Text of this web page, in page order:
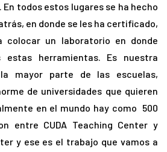
En todos estos lugares se ha hecho
en donde se les ha certificado,
colocar un laboratorio en donde
estas herramientas. Es nuestra
mayor parte de las escuelas,
de universidades que quieren
en el mundo hay como 500
entre CUDA Teaching Center y
y ese es el trabajo que vamos a